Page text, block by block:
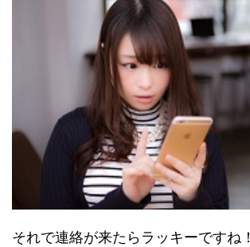
それで連絡が来たらラッキーですね！